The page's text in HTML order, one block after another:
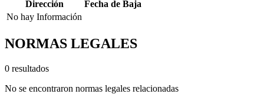
Dirección
Fecha de Baja
No hay Información
NORMAS LEGALES
0 resultados
No se encontraron normas legales relacionadas